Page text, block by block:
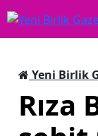
Yeni Birlik
Rıza